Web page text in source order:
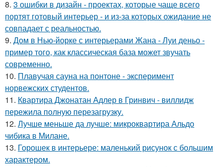
8. 3 ошибки в дизайн - проектах, которые чаще всего
портят готовый интерьер - и из-за которых ожидание не
совпадает с реальностью.
9. Дом в Нью-йорке с интерьерами Жана - Луи деньо -
пример того, как классическая база может звучать
современно.
10. Плавучая сауна на понтоне - эксперимент
норвежских студентов.
11. Квартира Джонатан Адлер в Гринвич - виллидж
пережила полную перезагрузку.
12. Лучше меньше да лучше: микроквартира Альдо
чибика в Милане.
13. Горошек в интерьере: маленький рисунок с большим
характером.